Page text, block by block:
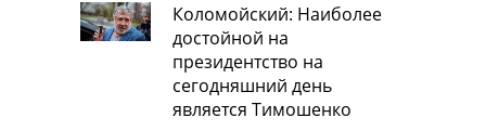
Коломойский: Наиболее
достойной на
президентство на
сегодняшний день
является Тимошенко